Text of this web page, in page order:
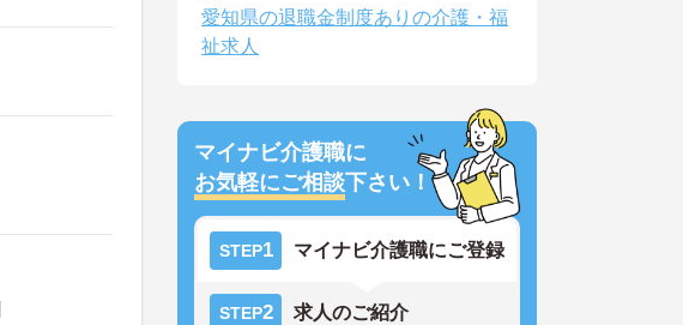
愛知県の退職金制度ありの介護・福
祉求人
マイナビ介護職に
お気軽にご相談下さい！
STEP1 マイナビ介護職にご登録
STEP2 求人のご紹介